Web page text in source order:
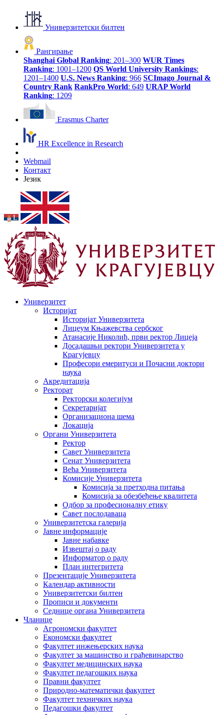
Универзитетски билтен
Рангирање
Shanghai Global Ranking: 201–300 WUR Times
Ranking: 1001–1200 QS World University Rankings:
1201–1400 U.S. News Ranking: 966 SCImago Journal &
Country Rank RankPro World: 649 URAP World
Ranking: 1209
Erasmus Charter
HR Excellence in Research
Webmail
Контакт
Језик
Универзитет
Историјат
Историјат Универзитета
Лицеум Књажевства сербског
Атанасије Николић, први ректор Лицеја
Досадашњи ректори Универзитета у
Крагујевцу
Професори емеритуси и Почасни доктори
наука
Акредитација
Ректорат
Ректорски колегијум
Секретаријат
Организациона шема
Локација
Органи Универзитета
Ректор
Савет Универзитета
Сенат Универзитета
Већа Универзитета
Комисије Универзитета
Комисија за претходна питања
Комисија за обезбеђење квалитета
Одбор за професионалну етику
Савет послодаваца
Универзитетска галерија
Јавне информације
Јавне набавке
Извештај о раду
Информатор о раду
План интегритета
Презентације Универзитета
Календар активности
Универзитетски билтен
Прописи и документи
Седнице органа Универзитета
Чланице
Агрономски факултет
Економски факултет
Факултет инжењерских наука
Факултет за машинство и грађевинарство
Факултет медицинских наука
Факултет педагошких наука
Правни факултет
Природно-математички факултет
Факултет техничких наука
Педагошки факултет